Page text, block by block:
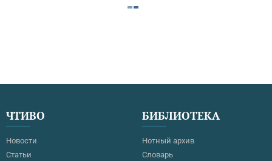
ЧТИВО
Новости
Статьи
БИБЛИОТЕКА
Нотный архив
Словарь